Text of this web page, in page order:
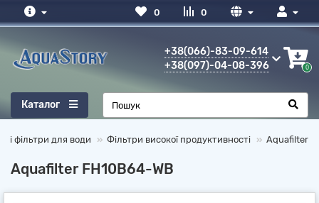
0
0
+38(066)-83-09-614
+38(097)-04-08-396
0
Каталог
фільтри для води Фільтри високої продуктивності Aquafilter
Aquafilter FH10B64-WB